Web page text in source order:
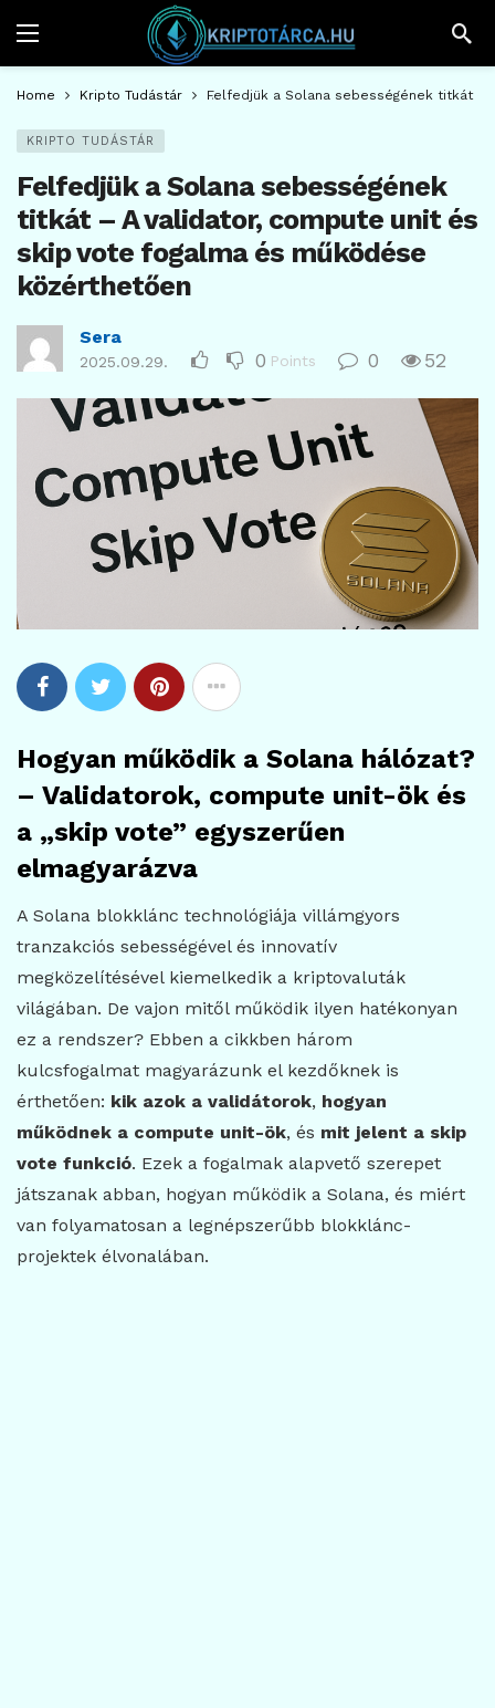
Home Kripto Tudástár Felfedjük a Solana sebességének titkát
KRIPTO TUDÁSTÁR
Felfedjük a Solana sebességének
titkát – A validator, compute unit és
skip vote fogalma és működése
közérthetően
Sera
2025.09.29. 0 Points 0 52
Hogyan működik a Solana hálózat?
– Validatorok, compute unit-ök és
a „skip vote” egyszerűen
elmagyarázva
A Solana blokklánc technológiája villámgyors
tranzakciós sebességével és innovatív
megközelítésével kiemelkedik a kriptovaluták
világában. De vajon mitől működik ilyen hatékonyan
ez a rendszer? Ebben a cikkben három
kulcsfogalmat magyarázunk el kezdőknek is
érthetően: kik azok a validátorok, hogyan
működnek a compute unit-ök, és mit jelent a skip
vote funkció. Ezek a fogalmak alapvető szerepet
játszanak abban, hogyan működik a Solana, és miért
van folyamatosan a legnépszerűbb blokklánc-
projektek élvonalában.